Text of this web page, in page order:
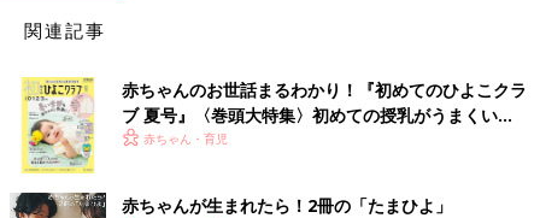
関連記事
赤ちゃんのお世話まるわかり！『初めてのひよこクラ
ブ 夏号』〈巻頭大特集〉初めての授乳がうまくい
く！ おっぱい・ミルクの基本と夏のトラブル 解決テ
赤ちゃん・育児
赤ちゃんが生まれたら！2冊の「たまひよ」